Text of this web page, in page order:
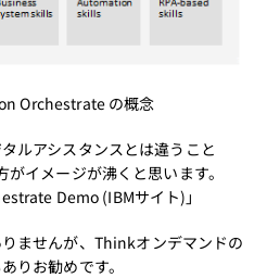
Orchestrate の概念
ルアシスタンスとは違うこと
イメージが沸くと思います。
Demo (IBMサイト)」
ませんが、Thinkオンデマンドの
りお勧めです。